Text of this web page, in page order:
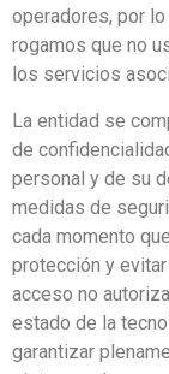
operadores, por
rogamos que no
los servicios
La entidad se
de
personal y de su
medidas de
cada momento
protección y
acceso no
estado de la
garantizar